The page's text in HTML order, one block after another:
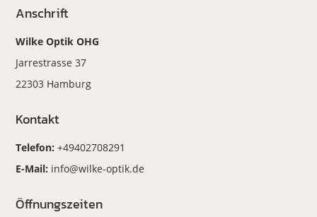
Anschrift
Wilke Optik OHG
Jarrestrasse 37
22303 Hamburg
Kontakt
Telefon:+49402708291
E-Mail: info@wilke-optik.de
Öffnungszeiten